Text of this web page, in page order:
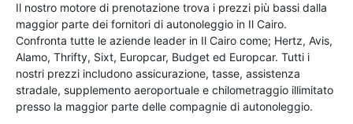
Il nostro motore di prenotazione trova i prezzi più bassi dalla
maggior parte dei fornitori di autonoleggio in Il Cairo.
Confronta tutte le aziende leader in Il Cairo come; Hertz, Avis,
Alamo, Thrifty, Sixt, Europcar, Budget ed Europcar. Tutti i
nostri prezzi includono assicurazione, tasse, assistenza
stradale, supplemento aeroportuale e chilometraggio illimitato
presso la maggior parte delle compagnie di autonoleggio.